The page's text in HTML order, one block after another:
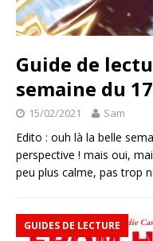
Guide de
semaine du
15/02/2021 Sam
Edito : ouh là la belle
perspective ! mais oui,
peu plus calme, pas trop
GUIDES DE LECTURE